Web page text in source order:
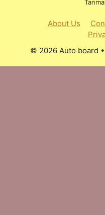
About Us
© 2026 Auto board